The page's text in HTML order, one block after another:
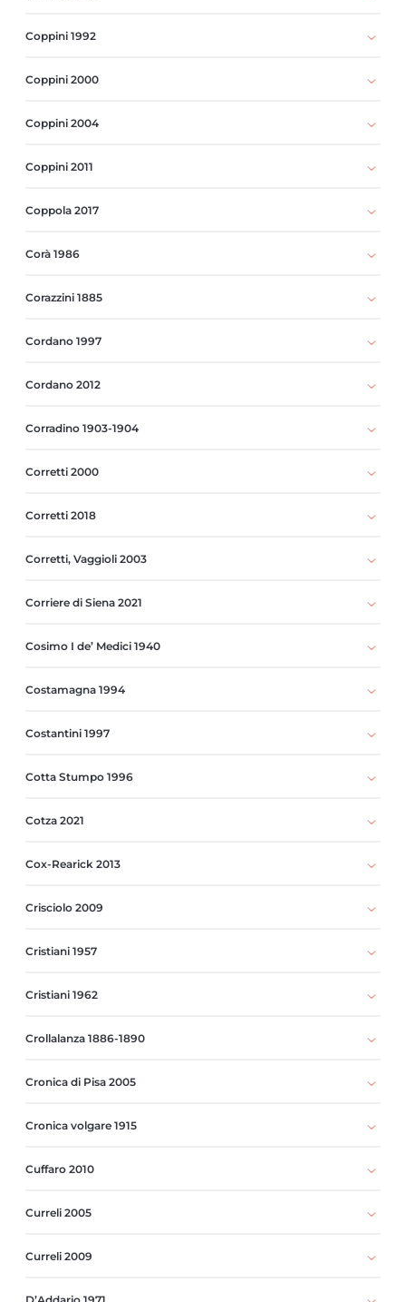
Coppini 1992
Coppini 2000
Coppini 2004
Coppini 2011
Coppola 2017
Corà 1986
Corazzini 1885
Cordano 1997
Cordano 2012
Corradino 1903-1904
Corretti 2000
Corretti 2018
Corretti, Vaggioli 2003
Corriere di Siena 2021
Cosimo I de’ Medici 1940
Costamagna 1994
Costantini 1997
Cotta Stumpo 1996
Cotza 2021
Cox-Rearick 2013
Crisciolo 2009
Cristiani 1957
Cristiani 1962
Crollalanza 1886-1890
Cronica di Pisa 2005
Cronica volgare 1915
Cuffaro 2010
Curreli 2005
Curreli 2009